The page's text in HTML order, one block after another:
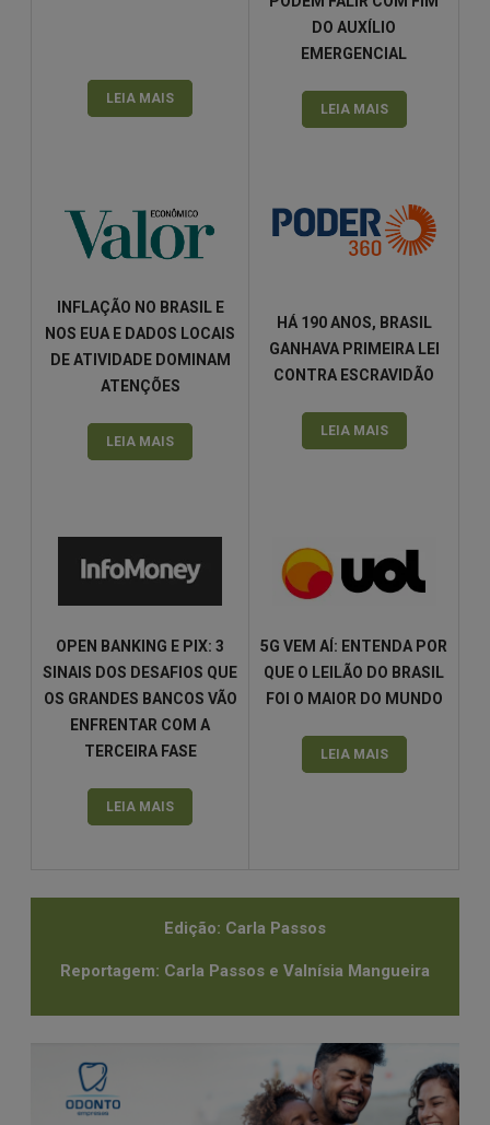
LEIA MAIS
DO AUXÍLIO
EMERGENCIAL
LEIA MAIS
INFLAÇÃO NO BRASIL E
NOS EUA E DADOS LOCAIS
DE ATIVIDADE DOMINAM
ATENÇÕES
LEIA MAIS
HÁ 190 ANOS, BRASIL
GANHAVA PRIMEIRA LEI
CONTRA ESCRAVIDÃO
LEIA MAIS
OPEN BANKING E PIX: 3
SINAIS DOS DESAFIOS QUE
OS GRANDES BANCOS VÃO
ENFRENTAR COM A
TERCEIRA FASE
LEIA MAIS
5G VEM AÍ: ENTENDA POR
QUE O LEILÃO DO BRASIL
FOI O MAIOR DO MUNDO
LEIA MAIS
Edição: Carla Passos
Reportagem: Carla Passos e Valnísia Mangueira